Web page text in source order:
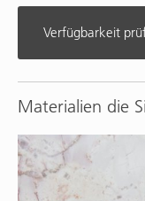
Verfügbarkeit
Materialien die